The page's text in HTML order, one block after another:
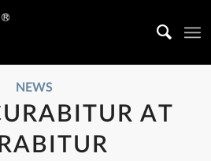
NEWS
AT